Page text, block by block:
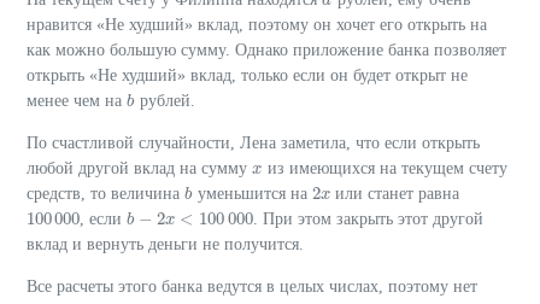
нравится «Не худший» вклад, поэтому он хочет его открыть на
как можно большую сумму. Однако приложение банка позволяет
открыть «Не худший» вклад, только если он будет открыт не
менее чем на b
bрублей.
По счастливой случайности, Лена заметила, что если открыть
любой другой вклад на сумму x
x из имеющихся на текущем счету
средств, то величина b
bуменьшится на 2x
2xили станет равна
100000
100000 , еслиb − 2x < 100000
b −2 x<100 000
. При этом закрыть этот другой
вклад и вернуть деньги не получится.
Все расчеты этого банка ведутся в целых числах, поэтому нет